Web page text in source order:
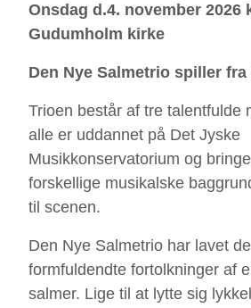
Onsdag d.4. november 2026
Gudumholm kirke
Den Nye Salmetrio spiller fra
Trioen består af tre talentfulde
alle er uddannet på Det Jyske
Musikkonservatorium og
forskellige musikalske
til scenen.
Den Nye Salmetrio har lavet
formfuldendte fortolkninger af
salmer. Lige til at lytte sig